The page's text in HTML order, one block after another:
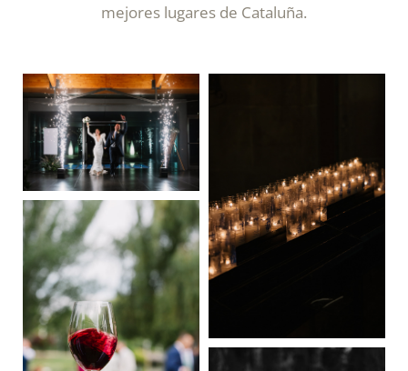
mejores lugares de Cataluña.